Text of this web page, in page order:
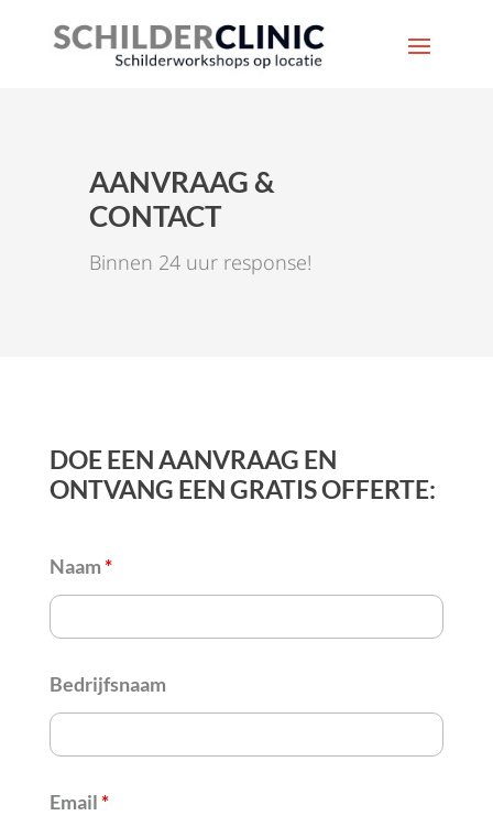
AANVRAAG &
CONTACT
Binnen 24 uur response!
DOE EEN AANVRAAG EN
ONTVANG EEN GRATIS OFFERTE:
Naam*
Bedrijfsnaam
Email*